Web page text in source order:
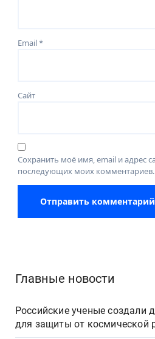
Email*
Сайт
Сохранить моё имя, email и адрес
последующих моих комментариев.
Главные новости
Российские ученые создали
для защиты от космической